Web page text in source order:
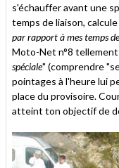
s'échauffer avant une
temps de liaison,
par rapport à mes temps
Moto-Net n°8
spéciale" (comprendre
pointages à l'heure lui
place du provisoire.
atteint ton objectif de